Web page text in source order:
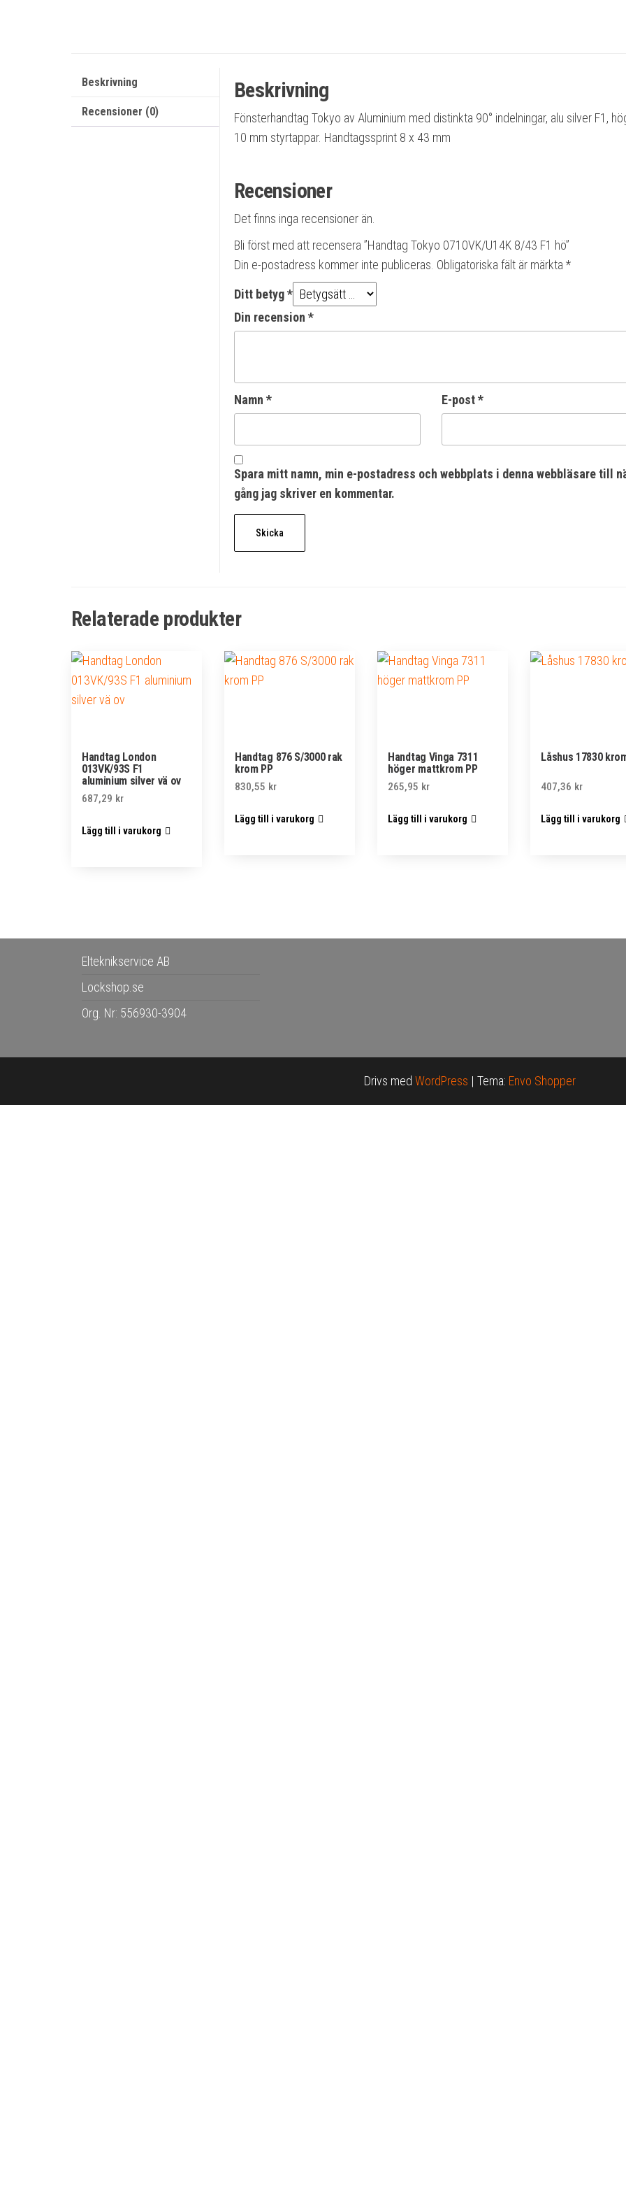
Beskrivning
Recensioner (0)
Beskrivning
Fönsterhandtag Tokyo av Aluminium med distinkta 90° indelningar, alu silver F1,
10 mm styrtappar. Handtagssprint 8 x 43 mm
Recensioner
Det finns inga recensioner än.
Bli först med att recensera ”Handtag Tokyo 0710VK/U14K 8/43 F1 hö”
Din e-postadress kommer inte publiceras. Obligatoriska fält är märkta *
Ditt betyg*
Din recension *
Namn * E-post*
Spara mitt namn, min e-postadress och webbplats i denna webbläsare till
gång jag skriver en kommentar.
Relaterade produkter
Handtag London
013VK/93S F1
aluminium silver vä ov
687,29 kr
Lägg till i varukorg
Handtag 876 S/3000 rak
krom PP
830,55 kr
Lägg till i varukorg
Handtag Vinga 7311
höger mattkrom PP
265,95 kr
Lägg till i varukorg
Låshus 17830
407,36 kr
Lägg till i varukorg
Elteknikservice AB
Lockshop.se
Org. Nr: 556930-3904
Drivs med WordPress | Tema: Envo Shopper